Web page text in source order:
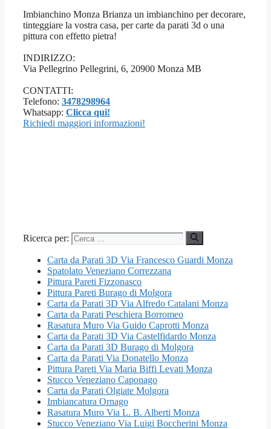
Imbianchino Monza Brianza un imbianchino per decorare,
tinteggiare la vostra casa, per carte da parati 3d o una
pittura con effetto pietra!
INDIRIZZO:
Via Pellegrino Pellegrini, 6, 20900 Monza MB
CONTATTI:
Telefono: 3478298964
Whatsapp: Clicca qui!
Richiedi maggiori informazioni!
Ricerca per:
Carta da Parati 3D Via Francesco Guardi Monza
Spatolato Veneziano Correzzana
Pittura Pareti Fizzonasco
Pittura Pareti Burago di Molgora
Carta da Parati 3D Via Alfredo Catalani Monza
Carta da Parati Peschiera Borromeo
Rasatura Muro Via Guido Caprotti Monza
Carta da Parati 3D Via Castelfidardo Monza
Carta da Parati 3D Burago di Molgora
Carta da Parati Via Donatello Monza
Pittura Pareti Via Maria Biffi Levati Monza
Stucco Veneziano Caponago
Carta da Parati Olgiate Molgora
Imbiancatura Ornago
Rasatura Muro Via L. B. Alberti Monza
Stucco Veneziano Via Luigi Boccherini Monza